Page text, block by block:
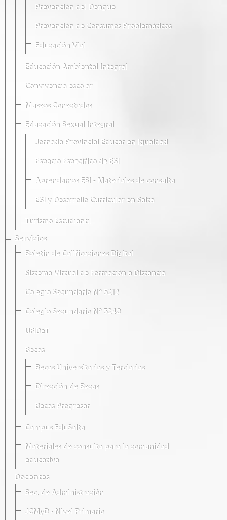
Prevención del Dengue
Prevención de Consumos Problemáticos
Educación Vial
Educación Ambiental Integral
Convivencia escolar
Museos Conectados
Educación Sexual Integral
Jornada Provincial Educar en Igualdad
Espacio Específico de ESI
Aprendamos ESI - Materiales de consulta
ESI y Desarrollo Curricular en Salta
Turismo Estudiantil
Servicios
Boletín de Calificaciones Digital
Sistema Virtual de Formación a Distancia
Colegio Secundario Nº 5212
Colegio Secundario Nº 5240
UFIDeT
Becas
Becas Universitarias y Terciarias
Dirección de Becas
Becas Progresar
Campus EduSalta
Materiales de consulta para la comunidad
educativa
Docentes
Sec. de Administración
JCMyD · Nivel Primario